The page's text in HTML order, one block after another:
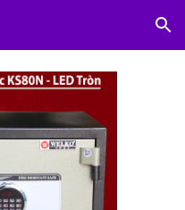
Skip to navigation